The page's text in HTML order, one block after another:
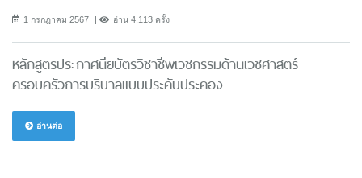
1 กรกฎาคม 2567 อ่าน 4,113 ครั้ง
หลักสูตรประกาศนียบัตรวิชาชีพเวชกรรมด้านเวชศาสตร์
ครอบครัวการบริบาลแบบประคับประคอง
อ่านต่อ